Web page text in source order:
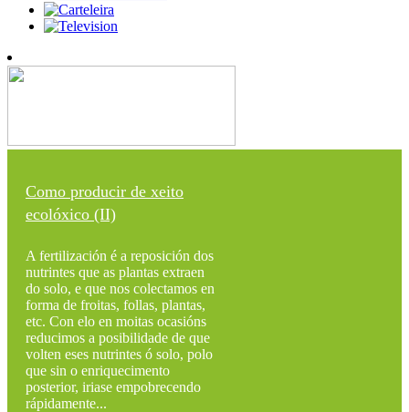
Como producir de xeito
ecolóxico (II)
A fertilización é a reposición dos
nutrintes que as plantas extraen
do solo, e que nos colectamos en
forma de froitas, follas, plantas,
etc. Con elo en moitas ocasións
reducimos a posibilidade de que
volten eses nutrintes ó solo, polo
que sin o enriquecimento
posterior, iriase empobrecendo
rápidamente...